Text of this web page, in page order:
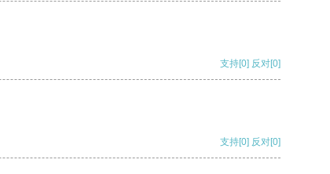
支持[0] 反对[0]
支持[0] 反对[0]